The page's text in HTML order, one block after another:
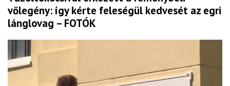
vőlegény: így kérte feleségül kedvesét az egri
lánglovag – FOTÓK